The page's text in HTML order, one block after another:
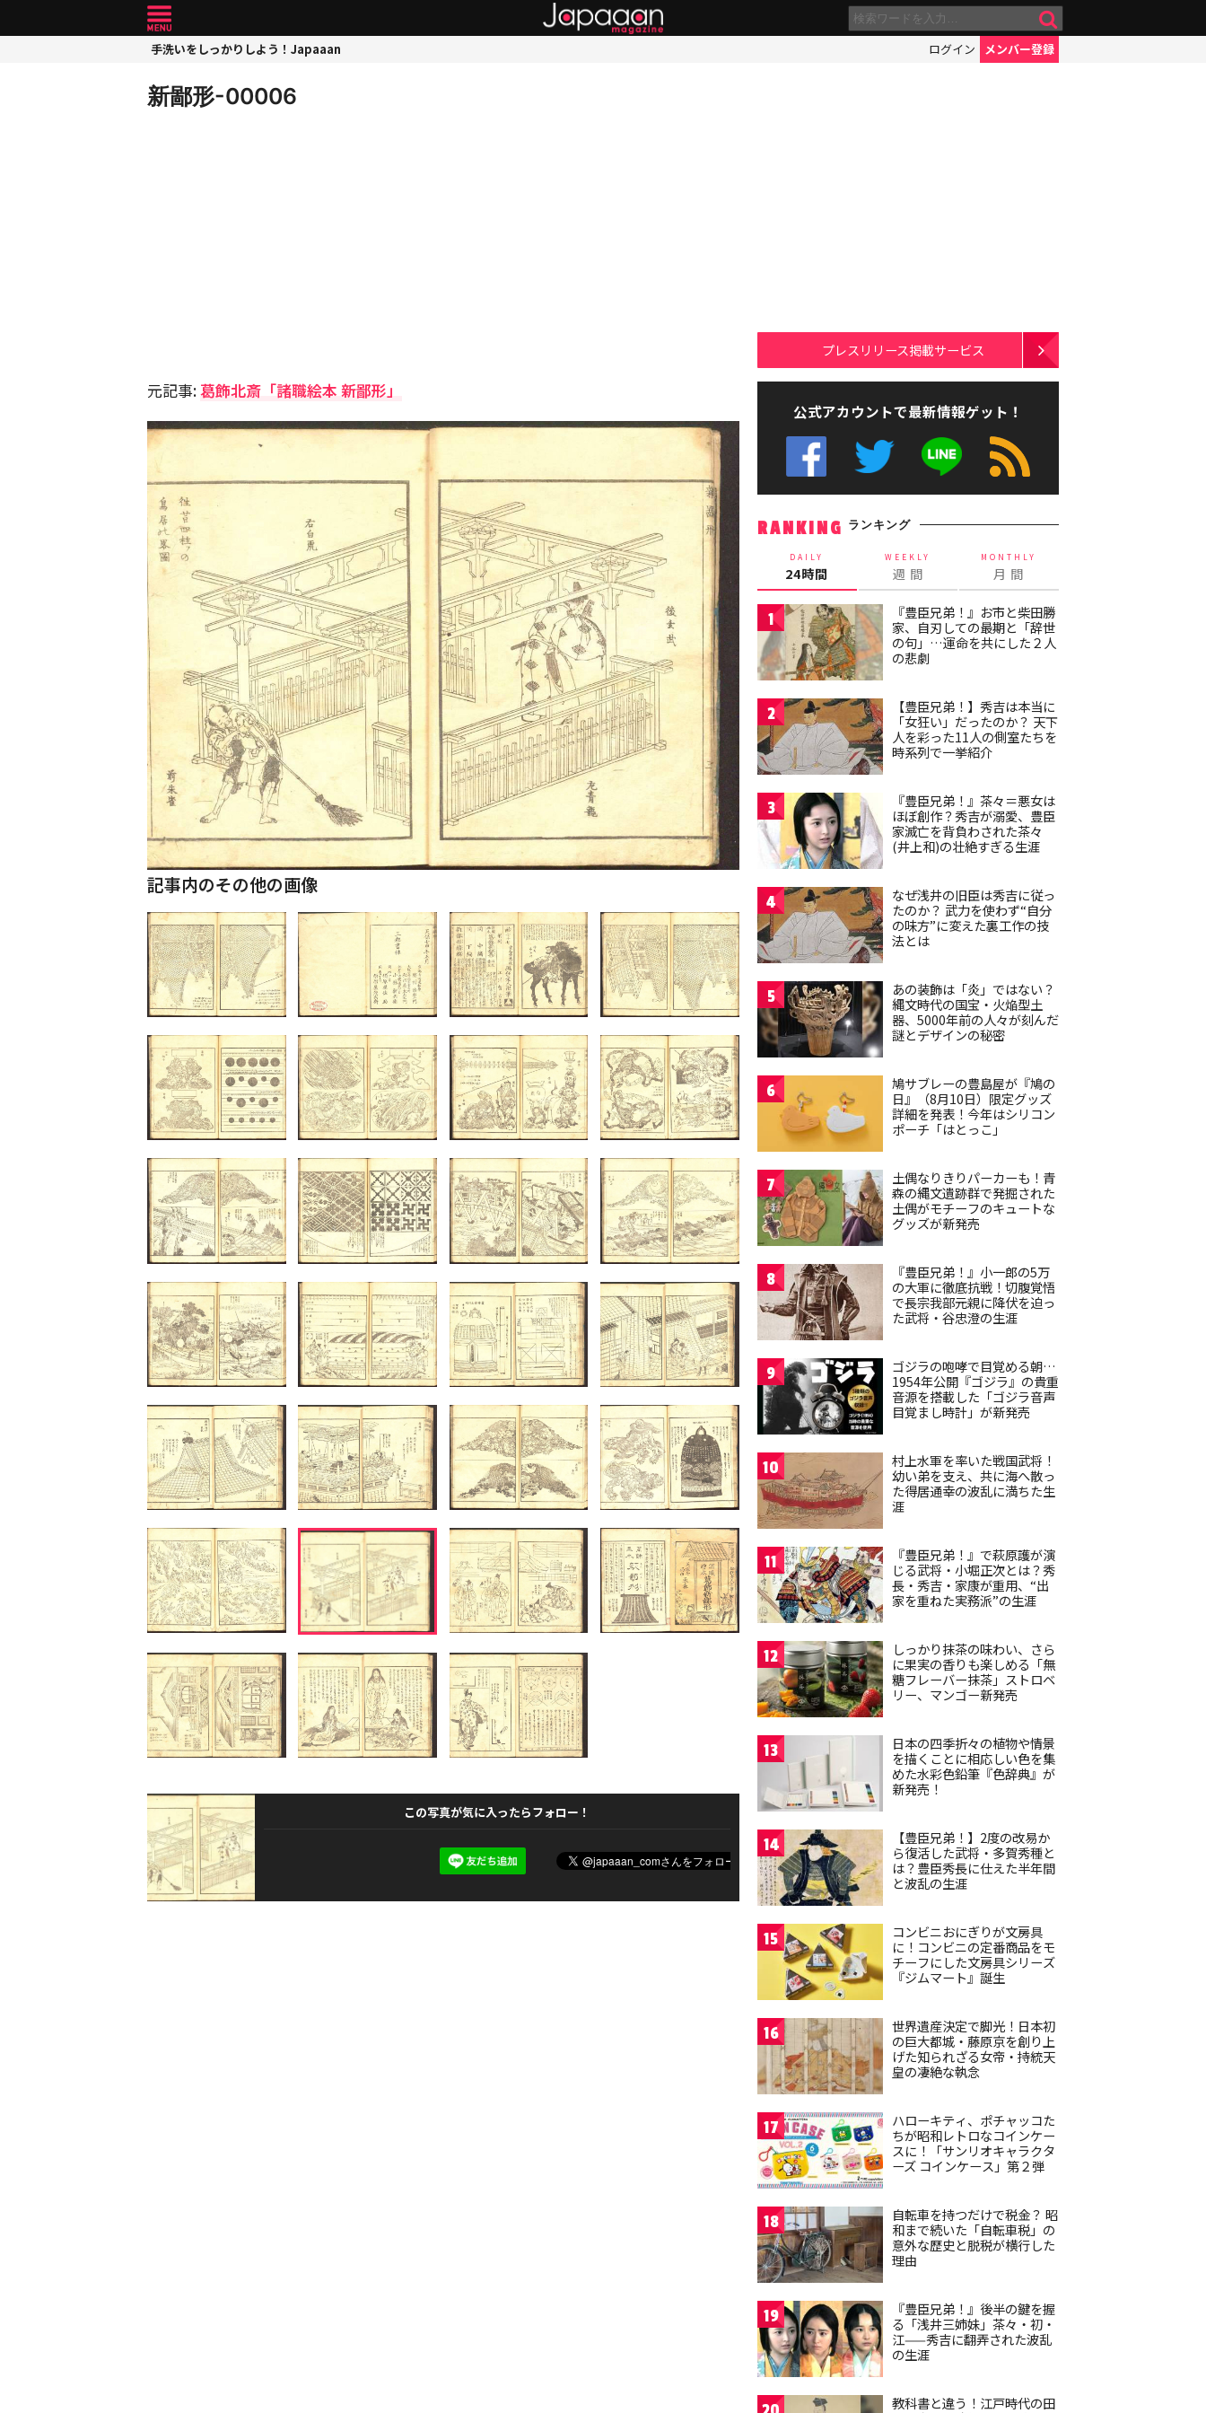
手洗いをしっかりしよう！Japaaan ログイン メンバー登録
新鄙形-00006
元記事:葛飾北斎「諸職絵本 新鄙形」
記事内のその他の画像
この写真が気に入ったらフォロー！
プレスリリース掲載サービス
公式アカウントで最新情報ゲット！
RANKING ランキング
DAILY
24時間
WEEKLY
週 間
MONTHLY
月 間
1
『豊臣兄弟！』お市と柴田勝
家、自刃しての最期と「辞世
の句」…運命を共にした２人
の悲劇
2
【豊臣兄弟！】秀吉は本当に
「女狂い」だったのか？ 天下
人を彩った11人の側室たちを
時系列で一挙紹介
3
『豊臣兄弟！』茶々＝悪女は
ほぼ創作？秀吉が溺愛、豊臣
家滅亡を背負わされた茶々
(井上和)の壮絶すぎる生涯
4
なぜ浅井の旧臣は秀吉に従っ
たのか？ 武力を使わず“自分
の味方”に変えた裏工作の技
法とは
5
あの装飾は「炎」ではない？
縄文時代の国宝・火焔型土
器、5000年前の人々が刻んだ
謎とデザインの秘密
6
鳩サブレーの豊島屋が『鳩の
日』（8月10日）限定グッズ
詳細を発表！今年はシリコン
ポーチ「はとっこ」
7
土偶なりきりパーカーも！青
森の縄文遺跡群で発掘された
土偶がモチーフのキュートな
グッズが新発売
8
『豊臣兄弟！』小一郎の5万
の大軍に徹底抗戦！切腹覚悟
で長宗我部元親に降伏を迫っ
た武将・谷忠澄の生涯
9
ゴジラの咆哮で目覚める朝…
1954年公開『ゴジラ』の貴重
音源を搭載した「ゴジラ音声
目覚まし時計」が新発売
10
村上水軍を率いた戦国武将！
幼い弟を支え、共に海へ散っ
た得居通幸の波乱に満ちた生
涯
11
『豊臣兄弟！』で萩原護が演
じる武将・小堀正次とは？秀
長・秀吉・家康が重用、“出
家を重ねた実務派”の生涯
12
しっかり抹茶の味わい、さら
に果実の香りも楽しめる「無
糖フレーバー抹茶」ストロベ
リー、マンゴー新発売
13
日本の四季折々の植物や情景
を描くことに相応しい色を集
めた水彩色鉛筆『色辞典』が
新発売！
14
【豊臣兄弟！】2度の改易か
ら復活した武将・多賀秀種と
は？豊臣秀長に仕えた半年間
と波乱の生涯
15
コンビニおにぎりが文房具
に！コンビニの定番商品をモ
チーフにした文房具シリーズ
『ジムマート』誕生
16
世界遺産決定で脚光！日本初
の巨大都城・藤原京を創り上
げた知られざる女帝・持統天
皇の凄絶な執念
17
ハローキティ、ポチャッコた
ちが昭和レトロなコインケー
スに！「サンリオキャラクタ
ーズ コインケース」第２弾
18
自転車を持つだけで税金？ 昭
和まで続いた「自転車税」の
意外な歴史と脱税が横行した
理由
19
『豊臣兄弟！』後半の鍵を握
る「浅井三姉妹」茶々・初・
江——秀吉に翻弄された波乱
の生涯
教科書と違う！江戸時代の田